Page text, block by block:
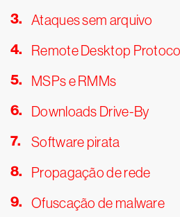
Ataques sem arquivo
Remote Desktop Protocol
MSPs e RMMs
Downloads Drive-By
Software pirata
Propagação de rede
Ofuscação de malware